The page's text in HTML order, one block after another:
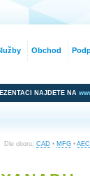
NAJDETE NA
Dle oboru: CAD • MFG • AEC
Obchod